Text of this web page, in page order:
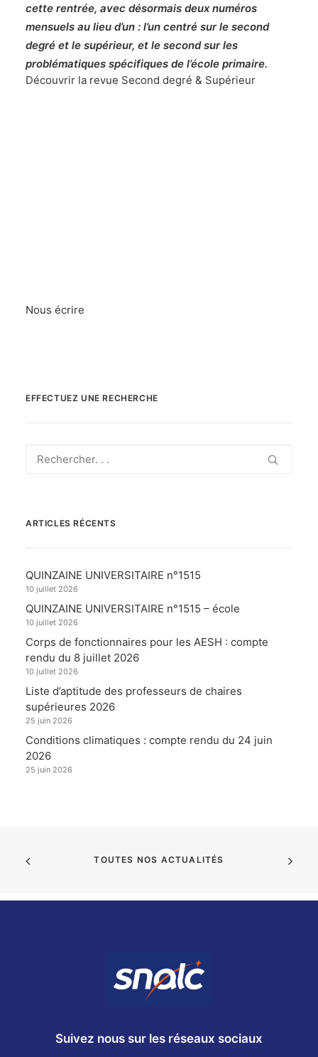
cette rentrée, avec désormais deux numéros
mensuels au lieu d’un : l’un centré sur le second
degré et le supérieur, et le second sur les
problématiques spécifiques de l’école primaire.
Découvrir la revue Second degré & Supérieur
Nous écrire
EFFECTUEZ UNE RECHERCHE
ARTICLES RÉCENTS
QUINZAINE UNIVERSITAIRE n°1515
10 juillet 2026
QUINZAINE UNIVERSITAIRE n°1515 – école
10 juillet 2026
Corps de fonctionnaires pour les AESH : compte
rendu du 8 juillet 2026
10 juillet 2026
Liste d’aptitude des professeurs de chaires
supérieures 2026
25 juin 2026
Conditions climatiques : compte rendu du 24 juin
2026
25 juin 2026
TOUTES NOS ACTUALITÉS
Suivez nous sur les réseaux sociaux